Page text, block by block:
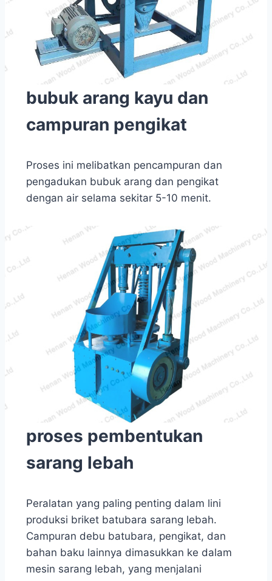
bubuk arang kayu dan
campuran pengikat
Proses ini melibatkan pencampuran dan
pengadukan bubuk arang dan pengikat
dengan air selama sekitar 5-10 menit.
proses pembentukan
sarang lebah
Peralatan yang paling penting dalam lini
produksi briket batubara sarang lebah.
Campuran debu batubara, pengikat, dan
bahan baku lainnya dimasukkan ke dalam
mesin sarang lebah, yang menjalani